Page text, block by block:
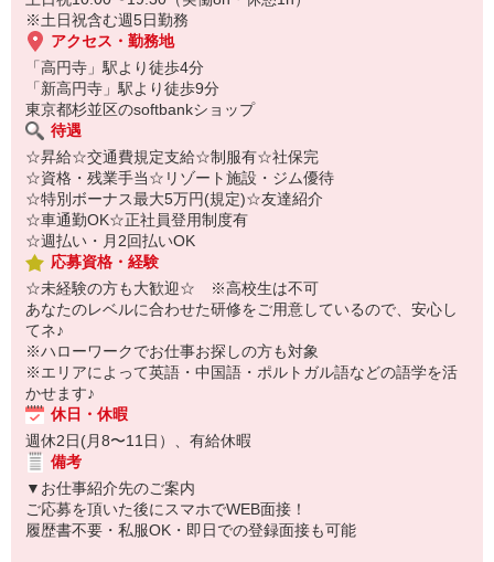
※土日祝含む週5日勤務
アクセス・勤務地
「高円寺」駅より徒歩4分
「新高円寺」駅より徒歩9分
東京都杉並区のsoftbankショップ
待遇
☆昇給☆交通費規定支給☆制服有☆社保完
☆資格・残業手当☆リゾート施設・ジム優待
☆特別ボーナス最大5万円(規定)☆友達紹介
☆車通勤OK☆正社員登用制度有
☆週払い・月2回払いOK
応募資格・経験
☆未経験の方も大歓迎☆ ※高校生は不可
あなたのレベルに合わせた研修をご用意しているので、安心し
てネ♪
※ハローワークでお仕事お探しの方も対象
※エリアによって英語・中国語・ポルトガル語などの語学を活
かせます♪
休日・休暇
週休2日(月8〜11日）、有給休暇
備考
▼お仕事紹介先のご案内
ご応募を頂いた後にスマホでWEB面接！
履歴書不要・私服OK・即日での登録面接も可能